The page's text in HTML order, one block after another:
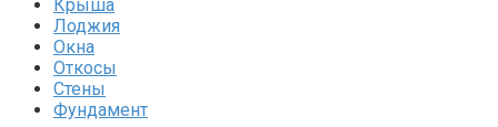
Крыша
Лоджия
Окна
Откосы
Стены
Фундамент